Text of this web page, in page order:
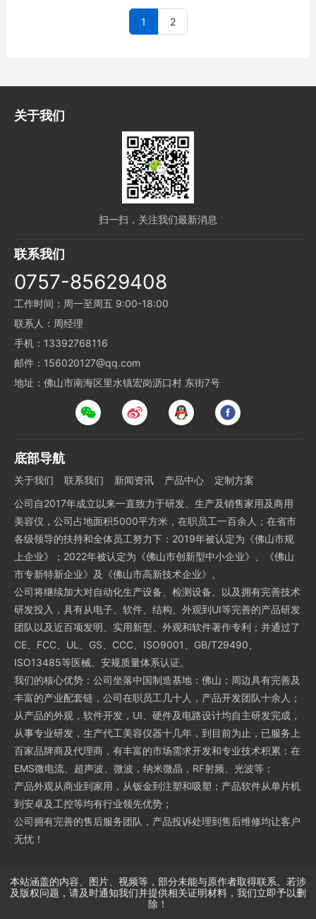
1 2
关于我们
扫一扫，关注我们最新消息
联系我们
0757-85629408
工作时间：周一至周五 9:00-18:00
联系人：周经理
手机：13392768116
邮件：156020127@qq.com
地址：佛山市南海区里水镇宏岗沥口村 东街7号
底部导航
关于我们 联系我们 新闻资讯 产品中心
定制方案
公司自2017年成立以来一直致力于研发、生产及销售家用及商用
美容仪，公司占地面积5000平方米，在职员工一百余人；在省市
各级领导的扶持和全体员工努力下：2019年被认定为《佛山市规
上企业》；2022年被认定为《佛山市创新型中小企业》、《佛山
市专新特新企业》及《佛山市高新技术企业》。
公司将继续加大对自动化生产设备、检测设备、以及拥有完善技术
研发投入，具有从电子、软件、结构、外观到UI等完善的产品研发
团队以及近百项发明、实用新型、外观和软件著作专利；并通过了
CE、FCC、UL、GS、CCC、ISO9001、GB/T29490、
ISO13485等医械、安规质量体系认证。
我们的核心优势：公司坐落中国制造基地：佛山；周边具有完善及
丰富的产业配套链，公司在职员工几十人，产品开发团队十余人；
从产品的外观，软件开发，UI、硬件及电路设计均自主研发完成，
从事专业研发，生产代工美容仪器十几年，到目前为止，已服务上
百家品牌商及代理商，有丰富的市场需求开发和专业技术积累：在
EMS微电流、超声波、微波，纳米微晶，RF射频、光波等；
产品外观从商业到家用，从钣金到注塑和吸塑；产品软件从单片机
到安卓及工控等均有行业领先优势；
公司拥有完善的售后服务团队，产品投诉处理到售后维修均让客户
无忧！
本站涵盖的内容、图片、视频等，部分未能与原作者取得联系。若涉
及版权问题，请及时通知我们并提供相关证明材料，我们立即予以删
除！